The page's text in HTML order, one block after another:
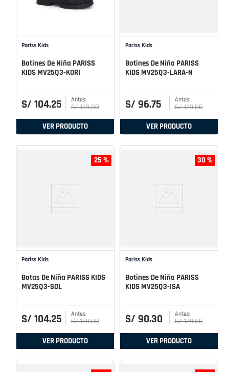
Pariss Kids
Botines De Niña PARISS
KIDS MV25Q3-KORI
S/ 104.25 S/ 139.00
VER PRODUCTO
Pariss Kids
Botines De Niña PARISS
KIDS MV25Q3-LARA-N
S/ 96.75 S/ 129.00
VER PRODUCTO
25 %
Pariss Kids
Botas De Niña PARISS KIDS
MV25Q3-SOL
S/ 104.25 S/ 139.00
VER PRODUCTO
30 %
Pariss Kids
Botines De Niña PARISS
KIDS MV25Q3-ISA
S/ 90.30 S/ 129.00
VER PRODUCTO